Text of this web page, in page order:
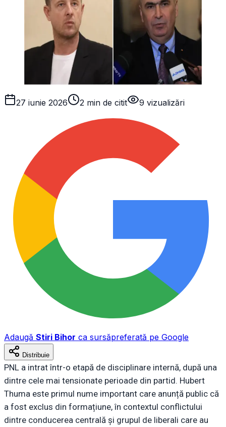
27 iunie 2026 2 min de citit 9 vizualizări
Adaugă Stiri Bihor ca sursăpreferată pe Google
Distribuie
PNL a intrat într-o etapă de disciplinare internă, după una
dintre cele mai tensionate perioade din partid. Hubert
Thuma este primul nume important care anunță public că
a fost exclus din formațiune, în contextul conflictului
dintre conducerea centrală și grupul de liberali care au